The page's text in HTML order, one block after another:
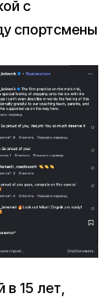
с
спортсмены
15 лет,